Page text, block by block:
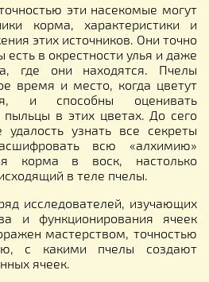
эти насекомые могут
корма, характеристики и
этих источников. Они точно
в окрестности улья и даже
где они находятся. Пчелы
время и место, когда цветут
и способны оценивать
пыльцы в этих цветах. До сего
узнать все секреты
всю «алхимию»
корма в воск, настолько
в теле пчелы.
исследователей, изучающих
и функционирования ячеек
мастерством, точностью
с какими пчелы создают
ячеек.